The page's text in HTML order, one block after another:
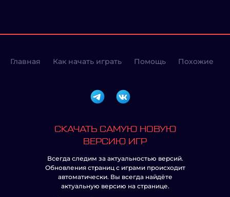
Главная Как начать играть Помощь Похожие
СКАЧАТЬ САМУЮ НОВУЮ
ВЕРСИЮ ИГР
Всегда следим за актуальностью версий.
Обновления страниц с играми происходит
автоматически. Вы всегда найдёте
актуальную версию на странице.